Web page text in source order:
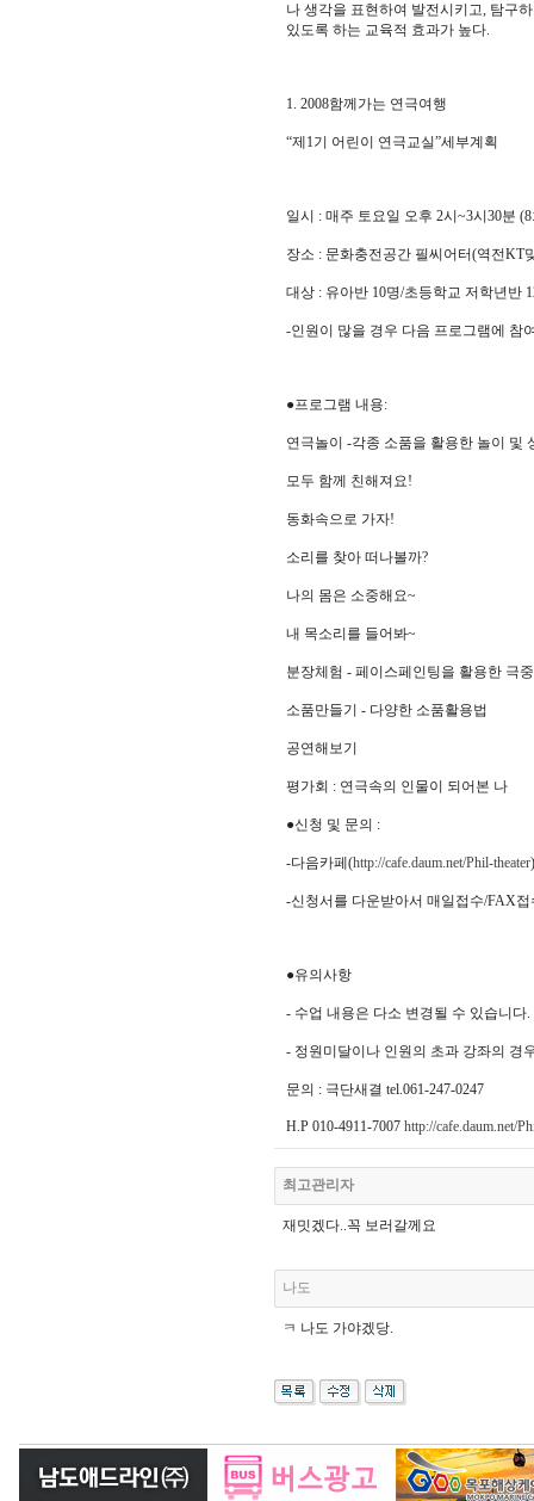
나 생각을 표현하여 발전시키고, 탐구
있도록 하는 교육적 효과가 높다.
1. 2008함께가는 연극여행
“제1기 어린이 연극교실”세부계획
일시 : 매주 토요일 오후 2시~3시30분
장소 : 문화충전공간 필씨어터(역전KT
대상 : 유아반 10명/초등학교 저학년반
-인원이 많을 경우 다음 프로그램에 참
●프로그램 내용:
연극놀이 -각종 소품을 활용한 놀이 및
모두 함께 친해져요!
동화속으로 가자!
소리를 찾아 떠나볼까?
나의 몸은 소중해요~
내 목소리를 들어봐~
분장체험 - 페이스페인팅을 활용한 극
소품만들기 - 다양한 소품활용법
공연해보기
평가회 : 연극속의 인물이 되어본 나
●신청 및 문의 :
-다음카페(http://cafe.daum.net/Phil-theater
-신청서를 다운받아서 매일접수/FAX
●유의사항
- 수업 내용은 다소 변경될 수 있습니다.
- 정원미달이나 인원의 초과 강좌의 경
문의 : 극단새결 tel.061-247-0247
H.P 010-4911-7007 http://cafe.daum.net/
최고관리자
재밋겠다..꼭 보러갈께요
나도
ㅋ 나도 가야겠당.